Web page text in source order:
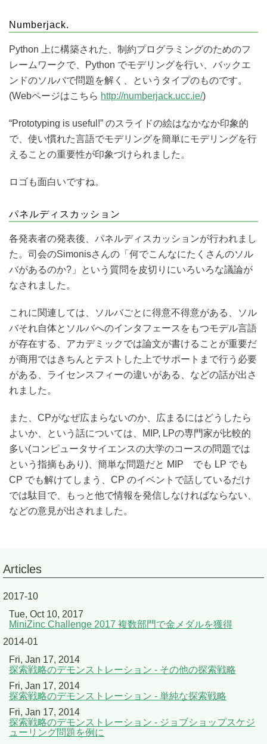
Numberjack.
Python 上に構築された、制約プログラミングのためのフ
レームワークで、Python でモデリングを行い、バックエ
ンドのソルバで問題を解く、というタイプのものです。
(Webページはこちら http://numberjack.ucc.ie/)
“Prototyping is useful!” のスライドの絵はなかなか印象的
で、使い慣れた言語でモデリングを簡単にモデリングを行
えることの重要性が印象づけられました。
ロゴも面白いですね。
パネルディスカッション
各発表者の発表後、パネルディスカッションが行われまし
た。司会のSimonisさんの「何でこんなにたくさんのソル
バがあるのか?」という質問を皮切りにいろいろな議論が
なされました。
これに関連しては、ソルバごとに得意不得意がある、ソル
バそれ自体とソルバへのインタフェースをもつモデル言語
が存在する、アカデミックでは論文が書けることが重要だ
が商用ではきちんとテストした上でサポートまで行う必要
がある、ライセンスフィーの違いがある、などの話が出さ
れました。
また、CPがなぜ広まらないのか、広まるにはどうしたら
よいか、という話については、MIP, LPの専門家が比較的
多い(コンピュータサイエンスの大学のコースの問題では
という指摘もあり)、簡単な問題だと MIP でも LP でも
CP でも解けてしまう、CP のイベントで話しているだけ
では駄目で、もっと他で情報を発信しなければならない、
などの意見が出されました。
Articles
2017-10
Tue, Oct 10, 2017
MiniZinc Challenge 2017 複数部門で金メダルを獲得
2014-01
Fri, Jan 17, 2014
探索戦略のデモンストレーション - その他の探索戦略
Fri, Jan 17, 2014
探索戦略のデモンストレーション - 単純な探索戦略
Fri, Jan 17, 2014
探索戦略のデモンストレーション - ジョブショップスケジ
ューリング問題を例に